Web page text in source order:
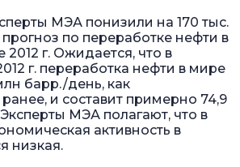
МЭА понизили на 170 тыс.
по переработке нефти в
2012 г. Ожидается, что в
г. переработка нефти в мире
барр./день, как
и составит примерно 74,9
МЭА полагают, что в
активность в
низкая.